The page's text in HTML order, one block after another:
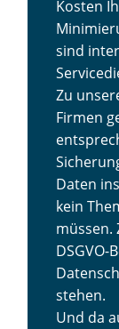
Kosten
sind
Zu
Firmen
Daten
kein
müssen.
DSGVO-
stehen.
Und da